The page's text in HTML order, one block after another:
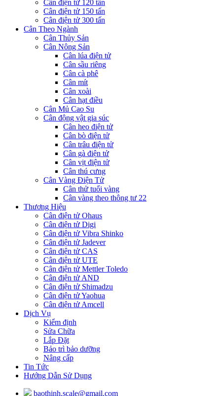
Cân điện tử 120 tấn
Cân điện tử 150 tấn
Cân điện tử 300 tấn
Cân Theo Ngành
Cân Thủy Sản
Cân Nông Sản
Cân lúa điện tử
Cân sầu riêng
Cân cà phê
Cân mít
Cân xoài
Cân hạt điều
Cân Mủ Cao Su
Cân động vật gia súc
Cân heo điện tử
Cân bò điện tử
Cân trâu điện tử
Cân gà điện tử
Cân vịt điện tử
Cân thú cưng
Cân Vàng Điện Tử
Cân thử tuổi vàng
Cân vàng theo thông tư 22
Thương Hiệu
Cân điện tử Ohaus
Cân điện tử Digi
Cân điện tử Vibra Shinko
Cân điện tử Jadever
Cân điện tử CAS
Cân điện tử UTE
Cân điện tử Mettler Toledo
Cân điện tử AND
Cân điện tử Shimadzu
Cân điện tử Yaohua
Cân điện tử Amcell
Dịch Vụ
Kiểm định
Sửa Chữa
Lắp Đặt
Bảo trì bảo dưỡng
Nâng cấp
Tin Tức
Hướng Dẫn Sử Dụng
baothinh.scale@gmail.com